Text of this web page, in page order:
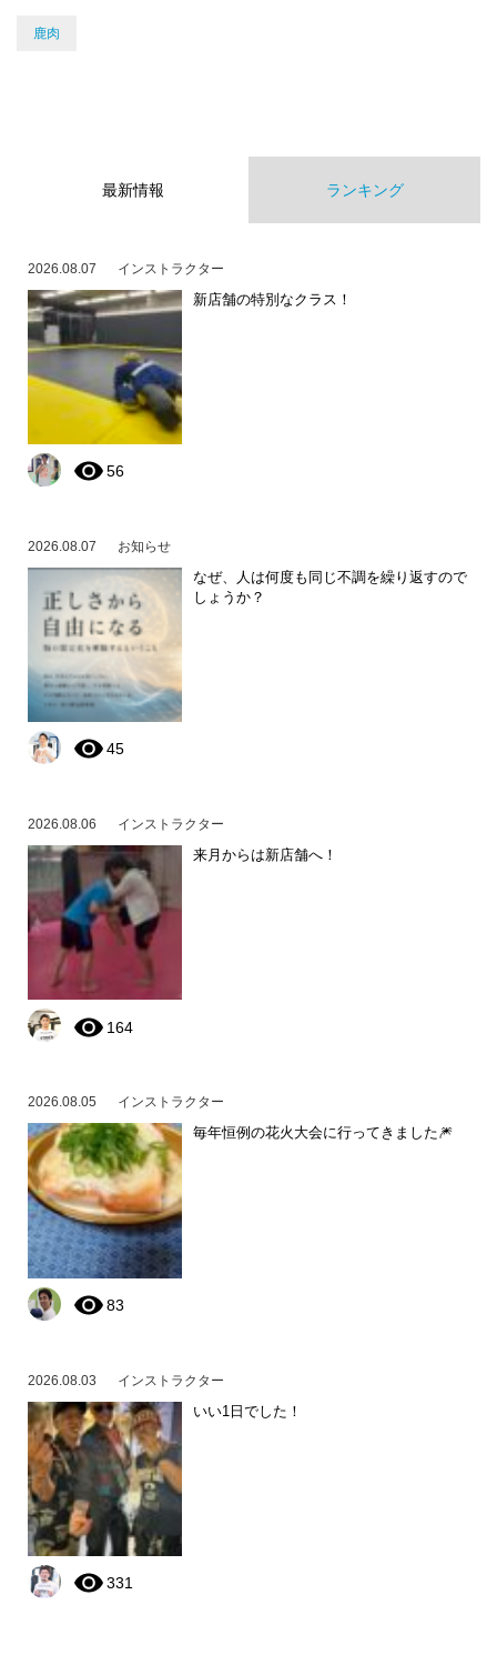
鹿肉
最新情報 ランキング
2026.08.07 インストラクター
新店舗の特別なクラス！
56
2026.08.07 お知らせ
なぜ、人は何度も同じ不調を繰り返すので
しょうか？
45
2026.08.06 インストラクター
来月からは新店舗へ！
164
2026.08.05 インストラクター
毎年恒例の花火大会に行ってきました🎆
83
2026.08.03 インストラクター
いい1日でした！
331